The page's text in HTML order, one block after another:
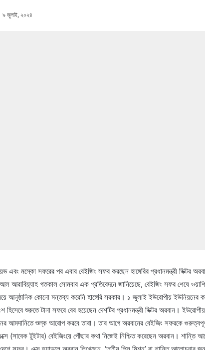
৯ জুলাই, ২০২৪
এবং মস্কো সফরের পর এবার বেইজিং সফর করছেন হাঙ্গেরির প্রধানমন্ত্রী ভিক্টর
আরাবিয়্যাহ গতকাল সোমবার এক প্রতিবেদনে জানিয়েছে, বেইজিং সফর শেষে
আনুষ্ঠানিক কোনো মন্তব্য করেনি হাঙ্গেরি সরকার। ১ জুলাই ইউরোপীয় ইউনিয়নের
হিসেবে শুরুতে টানা সফরে বের হয়েছেন দেশটির প্রধানমন্ত্রী ভিক্টর অরবান।
আমদানিতে শুল্ক আরোপ করবে তারা। তার আগে অরবানের বেইজিং সফরকে
(সাবেক টুইটার) বেইজিংয়ে পৌঁছার কথা নিজেই নিশ্চিত করেছেন অরবান। শান্তি